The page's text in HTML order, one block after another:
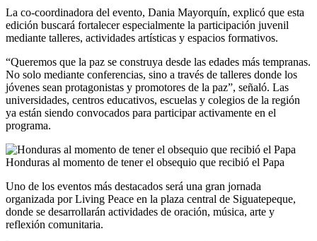
La co-coordinadora del evento, Dania Mayorquín, explicó que esta
edición buscará fortalecer especialmente la participación juvenil
mediante talleres, actividades artísticas y espacios formativos.
“Queremos que la paz se construya desde las edades más tempranas.
No solo mediante conferencias, sino a través de talleres donde los
jóvenes sean protagonistas y promotores de la paz”, señaló. Las
universidades, centros educativos, escuelas y colegios de la región
ya están siendo convocados para participar activamente en el
programa.
Honduras al momento de tener el obsequio que recibió el Papa
Uno de los eventos más destacados será una gran jornada
organizada por Living Peace en la plaza central de Siguatepeque,
donde se desarrollarán actividades de oración, música, arte y
reflexión comunitaria.